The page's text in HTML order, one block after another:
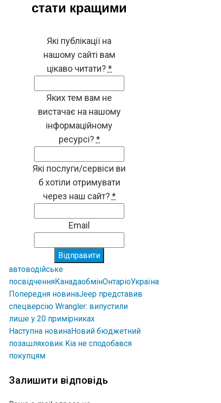
стати кращими
Які публікації на
нашому сайті вам
цікаво читати? *
Яких тем вам не
вистачає на нашому
інформаційному
ресурсі? *
Які послуги/сервіси ви
б хотіли отримувати
через наш сайт? *
Email
Відправити
автоводійське
посвідченняКанадаобмінОнтаріоУкраїна
Попередня новинаJeep представив
спецверсію Wrangler: випустили
лише у 20 примірниках
Наступна новинаНовий бюджетний
позашляховик Kia не сподобався
покупцям
Залишити відповідь